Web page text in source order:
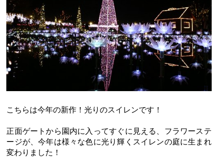
こちらは今年の新作！光りのスイレンです！
正面ゲートから園内に入ってすぐに見える、フラワーステ
ージが、今年は様々な色に光り輝くスイレンの庭に生まれ
変わりました！